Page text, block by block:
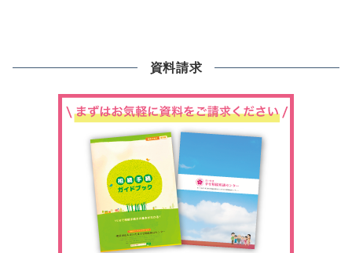
資料請求